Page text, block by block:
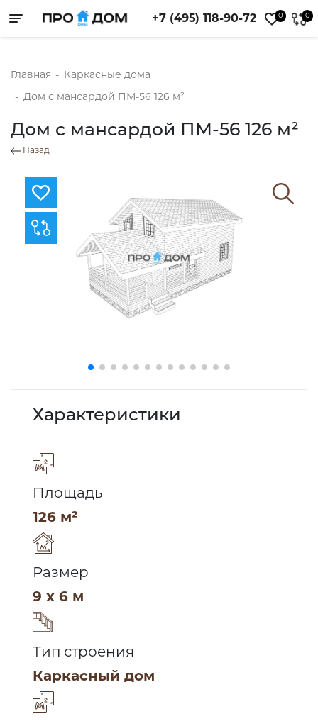
Toggle navigation +7 (495) 118-90-72 0 0
Главная - Каркасные дома
- Дом с мансардой ПМ-56 126 м²
Дом с мансардой ПМ-56 126 м²
Назад
Характеристики
Площадь
126 м²
Размер
9 x 6 м
Тип строения
Каркасный дом